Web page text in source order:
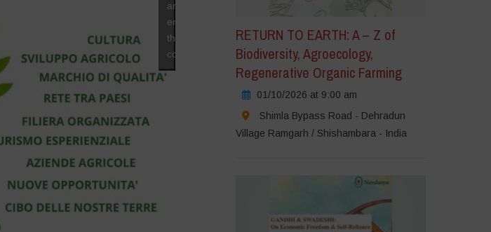
and
enable
this
content
RETURN TO EARTH: A – Z of
Biodiversity, Agroecology,
Regenerative Organic Farming
01/10/2026 at 9:00 am
Shimla Bypass Road - Dehradun
Village Ramgarh / Shishambara - India